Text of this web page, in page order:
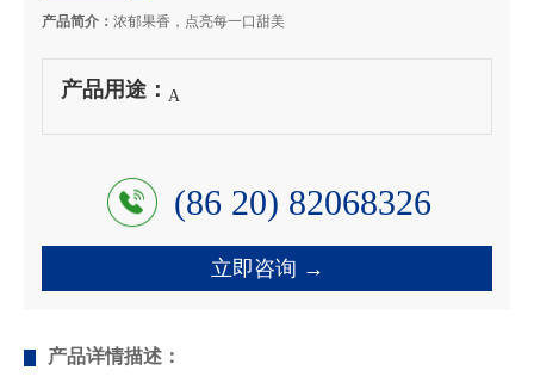
产品简介： 浓郁果香，点亮每一口甜美
产品用途： A
立即咨询 →
(86 20) 82068326
产品详情描述：